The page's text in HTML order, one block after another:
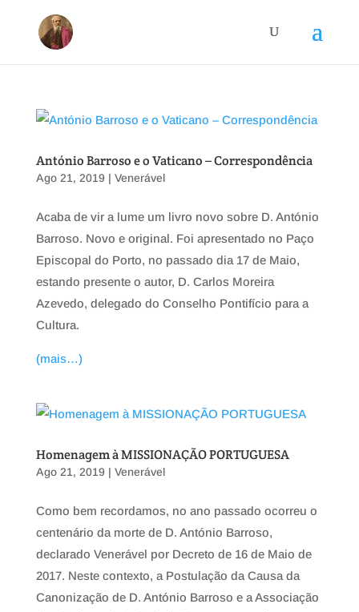
António Barroso e o Vaticano – Correspondência
Ago 21, 2019 | Venerável
Acaba de vir a lume um livro novo sobre D. António
Barroso. Novo e original. Foi apresentado no Paço
Episcopal do Porto, no passado dia 17 de Maio,
estando presente o autor, D. Carlos Moreira
Azevedo, delegado do Conselho Pontifício para a
Cultura.
(mais…)
Homenagem à MISSIONAÇÃO PORTUGUESA
Ago 21, 2019 | Venerável
Como bem recordamos, no ano passado ocorreu o
centenário da morte de D. António Barroso,
declarado Venerável por Decreto de 16 de Maio de
2017. Neste contexto, a Postulação da Causa da
Canonização de D. António Barroso e a Associação